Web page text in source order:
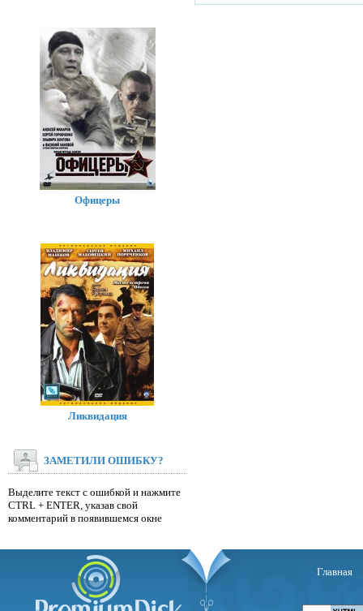
Офицеры
Ликвидация
ЗАМЕТИЛИ ОШИБКУ?
Выделите текст с ошибкой и нажмите
CTRL + ENTER, указав свой
комментарий в появившемся окне
Главная